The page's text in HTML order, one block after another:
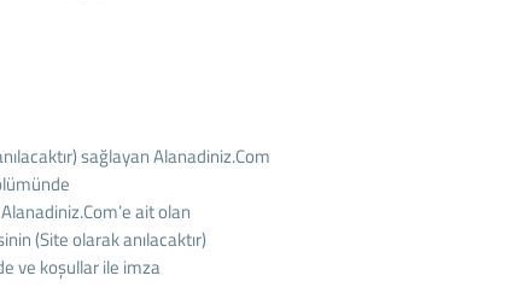
sağlayan Alanadiniz.Com
ait olan
(Site olarak anılacaktır)
ve koşullar ile imza